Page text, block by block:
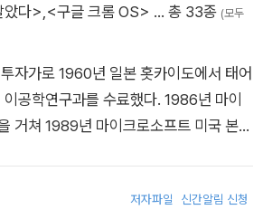
았다> <구글 크롬 OS> … 총 33종 (모두
자가로 1960년 일본 홋카이도에서 태어
공학연구과를 수료했다. 1986년 마이
거쳐 1989년 마이크로소프트 미국 본사
앤 드롭’ 등의 기능을 구현했다. 2000년
저자파일 신간알림 신청